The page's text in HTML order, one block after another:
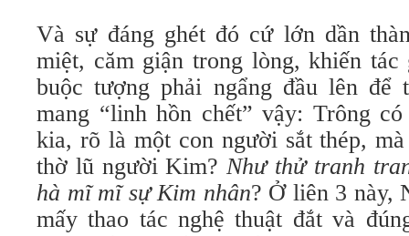
Và sự đáng ghét đó cứ lớn dần
miệt, căm giận trong lòng, khiến
buộc tượng phải ngẩng đầu lên để
mang “linh hồn chết” vậy: Trông
kia, rõ là một con người sắt thép,
thờ lũ người Kim?Như thử tranh
hà mĩ mĩ sự Kim nhân? Ở liên 3 này,
mấy thao tác nghệ thuật đắt và